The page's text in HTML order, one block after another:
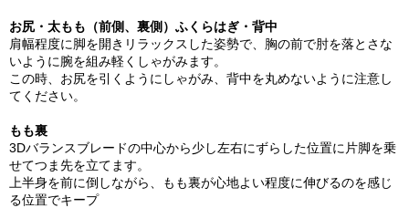
お尻・太もも（前側、裏側）ふくらはぎ・背中
肩幅程度に脚を開きリラックスした姿勢で、胸の前で肘を落とさな
いように腕を組み軽くしゃがみます。
この時、お尻を引くようにしゃがみ、背中を丸めないように注意し
てください。
もも裏
3Dバランスブレードの中心から少し左右にずらした位置に片脚を乗
せてつま先を立てます。
上半身を前に倒しながら、もも裏が心地よい程度に伸びるのを感じ
る位置でキープ